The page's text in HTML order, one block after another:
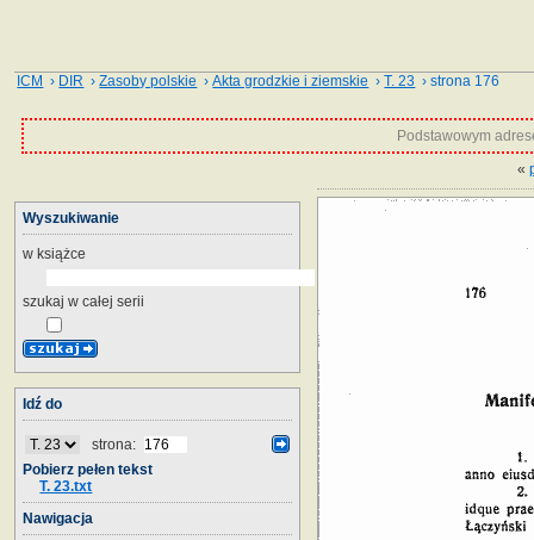
ICM › DIR ›Zasoby polskie ›Akta grodzkie i ziemskie ›T. 23 › strona 176
Podstawowym
«
Wyszukiwanie
w książce
szukaj w całej serii
Idź do
strona:
Pobierz pełen tekst
T. 23.txt
Nawigacja